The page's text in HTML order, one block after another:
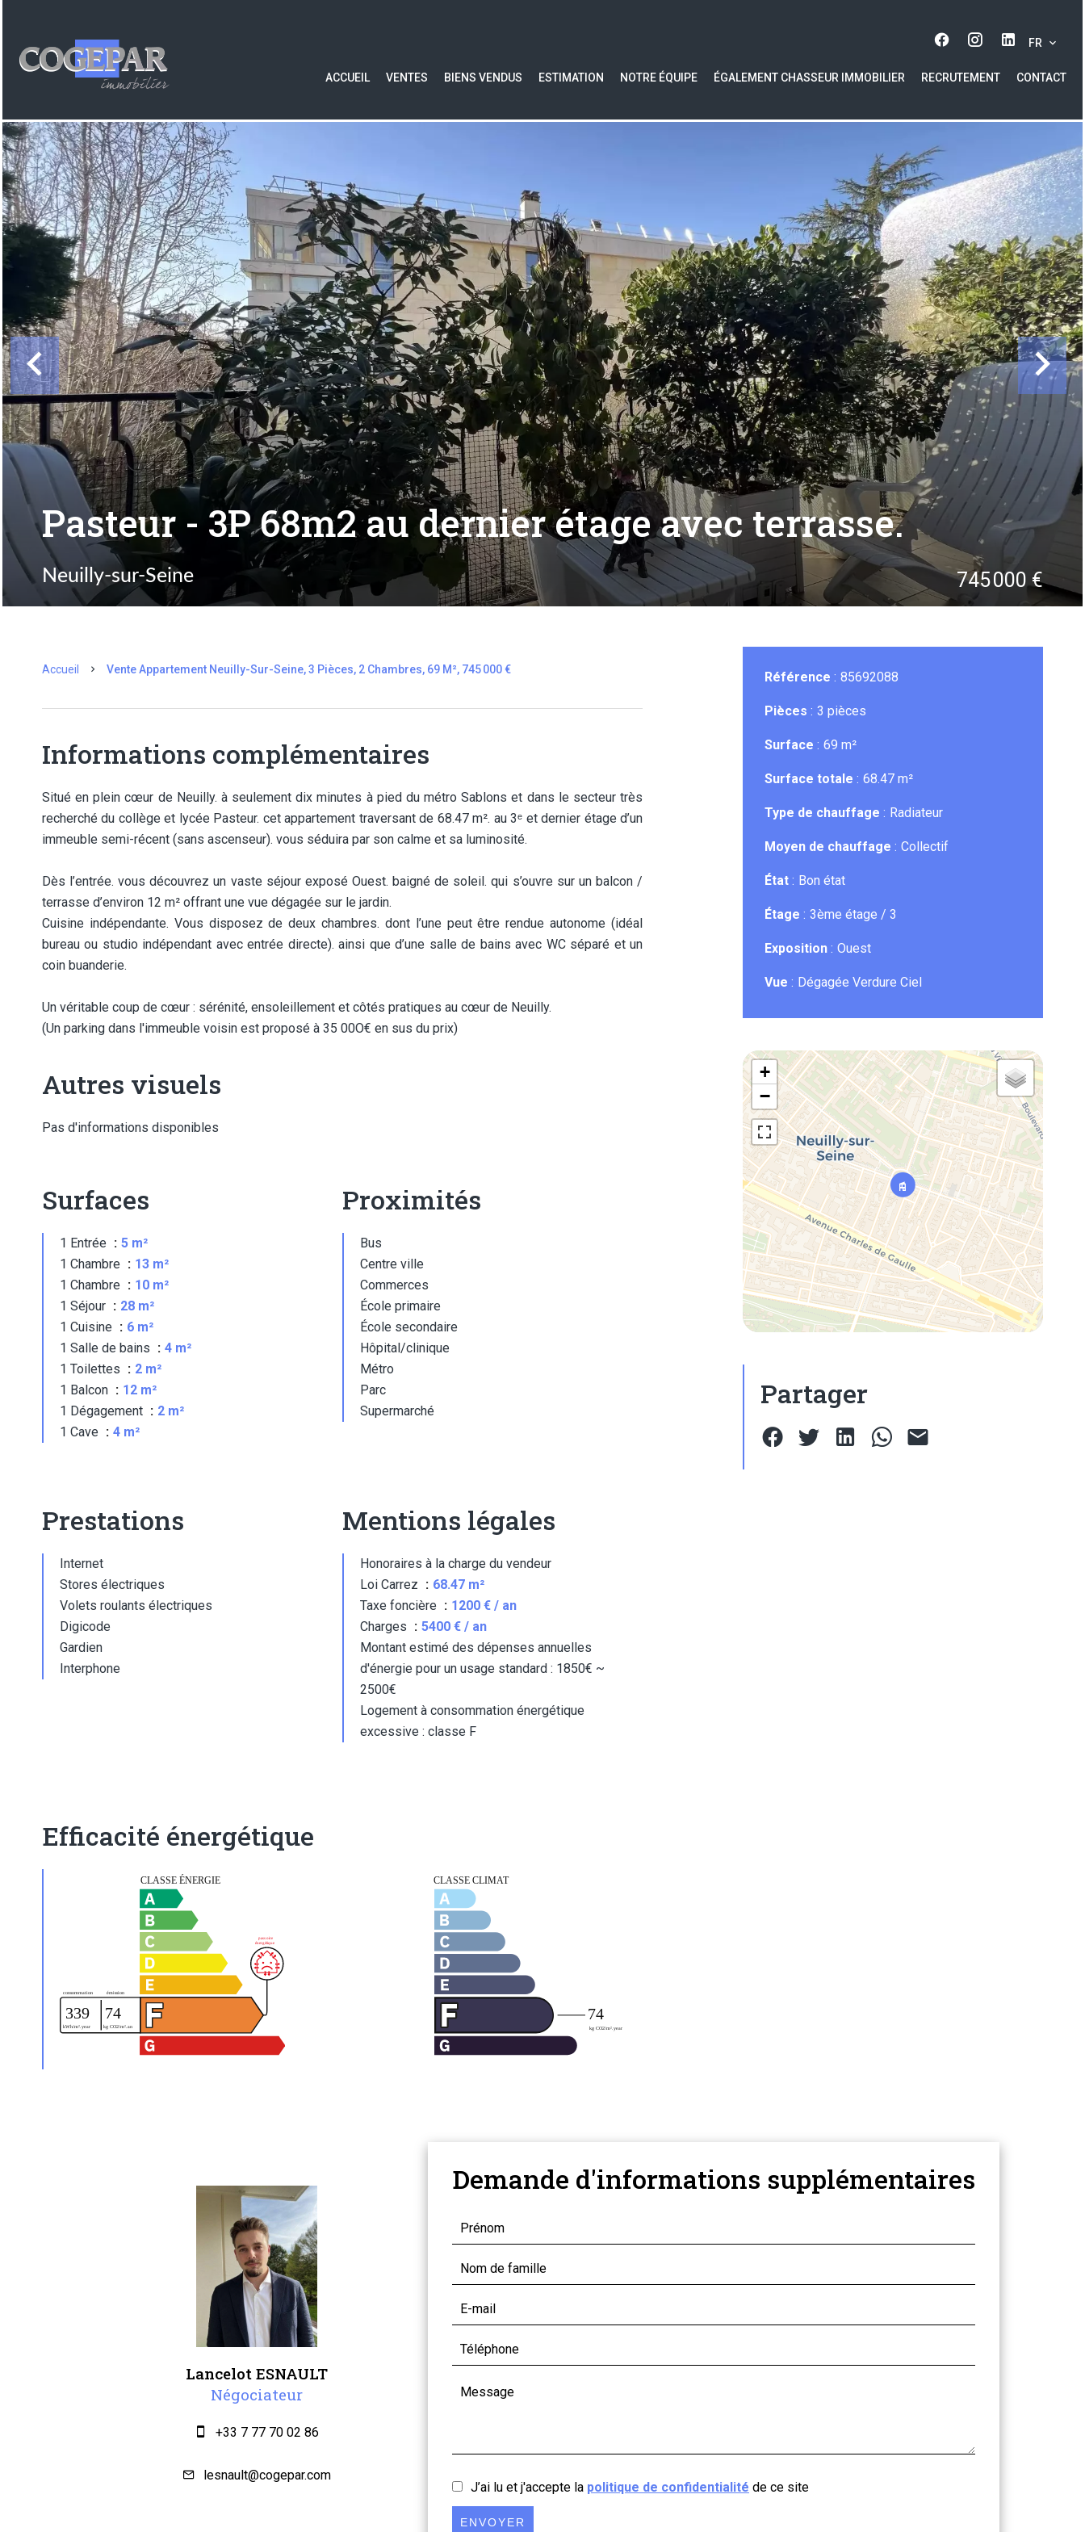
FR
ACCUEIL VENTES BIENS VENDUS ESTIMATION NOTRE ÉQUIPE ÉGALEMENT CHASSEUR IMMOBILIER RECRUTEMENT CONTACT
Pasteur - 3P 68m2 au dernier étage avec terrasse.
Neuilly-sur-Seine 745 000 €
Accueil Vente Appartement Neuilly-Sur-Seine, 3 Pièces, 2 Chambres, 69 M², 745 000 €
Informations complémentaires
Situé en plein cœur de Neuilly. à seulement dix minutes à pied du métro Sablons et dans le secteur très
recherché du collège et lycée Pasteur. cet appartement traversant de 68.47 m². au 3ᵉ et dernier étage d’un
immeuble semi-récent (sans ascenseur). vous séduira par son calme et sa luminosité.
Dès l’entrée. vous découvrez un vaste séjour exposé Ouest. baigné de soleil. qui s’ouvre sur un balcon /
terrasse d’environ 12 m² offrant une vue dégagée sur le jardin.
Cuisine indépendante. Vous disposez de deux chambres. dont l’une peut être rendue autonome (idéal
bureau ou studio indépendant avec entrée directe). ainsi que d’une salle de bains avec WC séparé et un
coin buanderie.
Un véritable coup de cœur : sérénité, ensoleillement et côtés pratiques au cœur de Neuilly.
(Un parking dans l'immeuble voisin est proposé à 35 00O€ en sus du prix)
Autres visuels
Pas d'informations disponibles
Surfaces
1 Entrée
5 m²
1 Chambre
13 m²
1 Chambre
10 m²
1 Séjour
28 m²
1 Cuisine
6 m²
1 Salle de bains
4 m²
1 Toilettes
2 m²
1 Balcon
12 m²
1 Dégagement
2 m²
1 Cave
4 m²
Proximités
Bus
Centre ville
Commerces
École primaire
École secondaire
Hôpital/clinique
Métro
Parc
Supermarché
Prestations
Internet
Stores électriques
Volets roulants électriques
Digicode
Gardien
Interphone
Mentions légales
Honoraires à la charge du vendeur
Loi Carrez
68.47 m²
Taxe foncière
1200 € / an
Charges
5400 € / an
Montant estimé des dépenses annuelles
d'énergie pour un usage standard : 1850€ ~
2500€
Logement à consommation énergétique
excessive : classe F
Efficacité énergétique
Référence 85692088
Pièces 3 pièces
Surface 69 m²
Surface totale 68.47 m²
Type de chauffage Radiateur
Moyen de chauffage Collectif
État Bon état
Étage 3ème étage / 3
Exposition Ouest
Vue Dégagée Verdure Ciel
+
−
Partager
Lancelot ESNAULT
Négociateur
+33 7 77 70 02 86
lesnault@cogepar.com
Demande d'informations supplémentaires
J’ai lu et j'accepte la politique de confidentialité de ce site
ENVOYER